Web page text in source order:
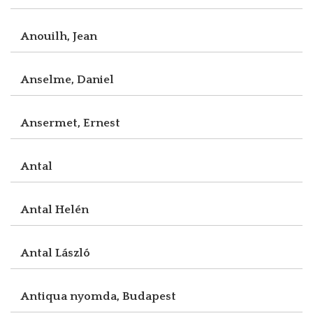
Anouilh, Jean
Anselme, Daniel
Ansermet, Ernest
Antal
Antal Helén
Antal László
Antiqua nyomda, Budapest